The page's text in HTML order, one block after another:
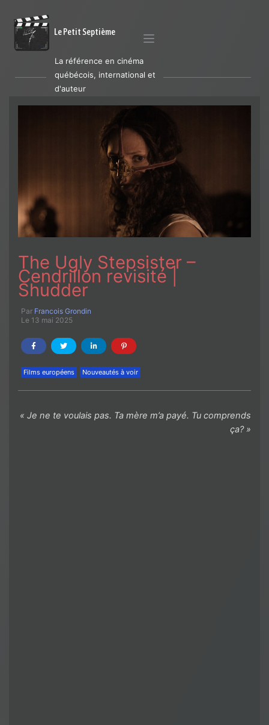
Le Petit Septième
La référence en cinéma
québécois, international et
d'auteur
The Ugly Stepsister –
Cendrillon revisité |
Shudder
Par Francois Grondin
Le 13 mai 2025
Films européens Nouveautés à voir
« Je ne te voulais pas. Ta mère m’a payé. Tu comprends
ça? »